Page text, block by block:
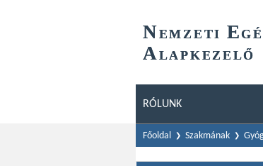
NEMZETI E
ALAPKEZELŐ
RÓLUNK
Főoldal Szakmának